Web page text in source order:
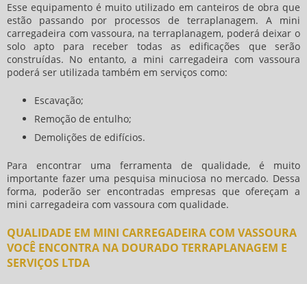
Esse equipamento é muito utilizado em canteiros de obra que
estão passando por processos de terraplanagem. A mini
carregadeira com vassoura, na terraplanagem, poderá deixar o
solo apto para receber todas as edificações que serão
construídas. No entanto, a mini carregadeira com vassoura
poderá ser utilizada também em serviços como:
Escavação;
Remoção de entulho;
Demolições de edifícios.
Para encontrar uma ferramenta de qualidade, é muito
importante fazer uma pesquisa minuciosa no mercado. Dessa
forma, poderão ser encontradas empresas que ofereçam a
mini carregadeira com vassoura com qualidade.
QUALIDADE EM MINI CARREGADEIRA COM VASSOURA
VOCÊ ENCONTRA NA DOURADO TERRAPLANAGEM E
SERVIÇOS LTDA